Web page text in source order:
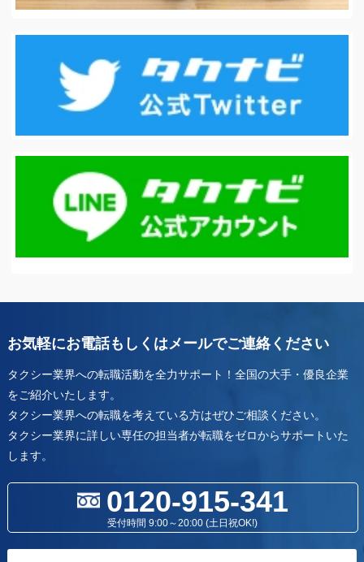
お気軽にお電話もしくはメールでご連絡ください
タクシー業界への転職活動を全力サポート！全国の大手・優良企業
をご紹介いたします。
タクシー業界への転職を考えている方はぜひご相談ください。
タクシー業界に詳しい専任の担当者が転職をゼロからサポートいた
します。
0120-915-341
受付時間 9:00～20:00 (土日祝OK!)